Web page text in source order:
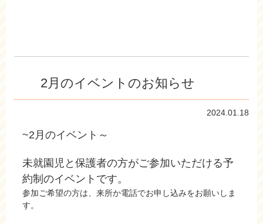
2月のイベントのお知らせ
2024.01.18
~2月のイベント～
未就園児と保護者の方がご参加いただける予
約制のイベントです。
参加ご希望の方は、来所か電話でお申し込みをお願いしま
す。